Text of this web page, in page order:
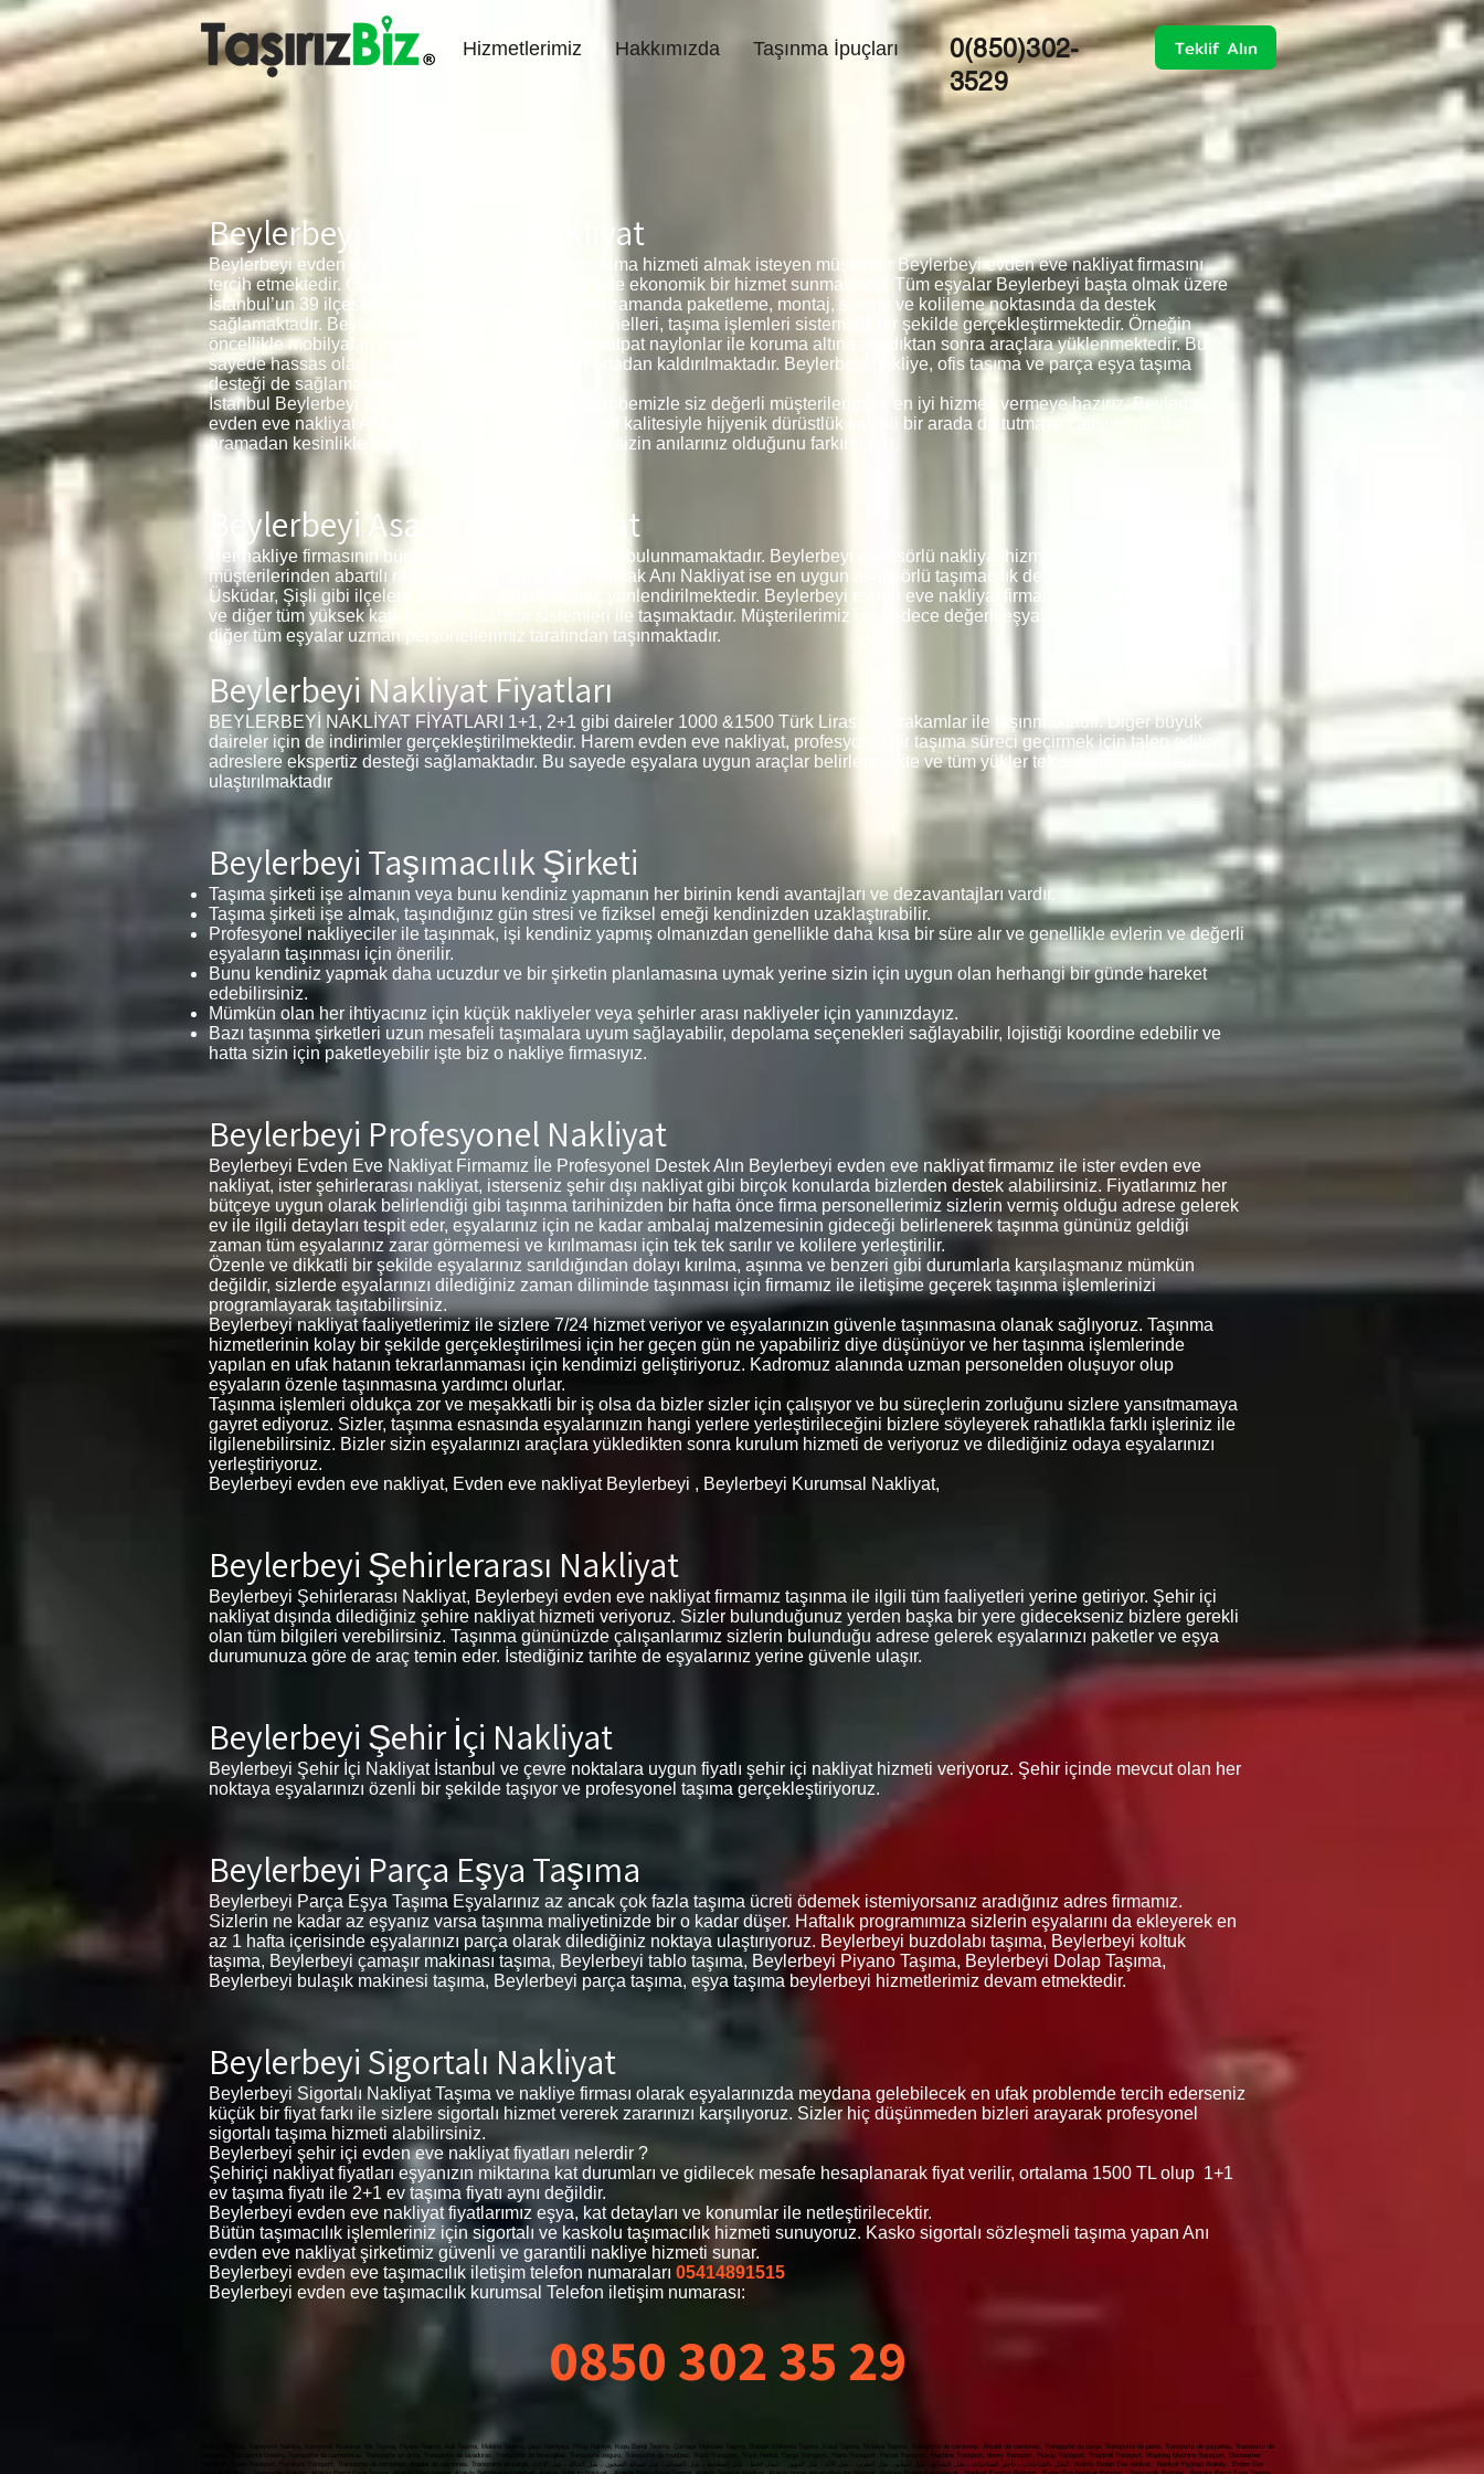
Hizmetlerimiz Hakkımızda Taşınma İpuçları
0(850)302-
3529
Teklif Alın
Beylerbeyi Evden Eve Nakliyat
Beylerbeyi evden eve nakliyat ve Beylerbeyi depolama hizmeti almak isteyen müşteriler Beylerbeyi evden eve nakliyat firmasını
tercih etmektedir. Çünkü firmamız hem kaliteli hem de ekonomik bir hizmet sunmaktadır. Tüm eşyalar Beylerbeyi başta olmak üzere
İstanbul’un 39 ilçesine götürülmektedir. Firma, aynı zamanda paketleme, montaj, sökme ve kolileme noktasında da destek
sağlamaktadır. Beylerbeyi evden eve nakliyat personelleri, taşıma işlemleri sistematik bir şekilde gerçekleştirmektedir. Örneğin
öncellikle mobilyalar, bazalar veya beyaz eşyalar patpat naylonlar ile koruma altına alındıktan sonra araçlara yüklenmektedir. Bu
sayede hassas olan malzemelerin ezilme riskleri ortadan kaldırılmaktadır. Beylerbeyi nakliye, ofis taşıma ve parça eşya taşıma
desteği de sağlamaktadır.
İstanbul Beylerbeyi Evden Eve Nakliyat 5 Yıllık tecrübemizle siz değerli müşterilerimize en iyi hizmeti vermeye hazırız. Beylerbeyi
evden eve nakliyat ANI NAKLİYAT olarak birinci sınıf kalitesiyle hijyenik dürüstlük kaliteli bir arada da tutmaya çalışıyoruz. Bizi
aramadan kesinlikle taşınmayınız çünkü eşyalarınız sizin anılarınız olduğunu farkındayız.
Beylerbeyi Asansörlü Nakliyat
Her nakliye firmasının bünyesinde asansör sistemleri bulunmamaktadır. Beylerbeyi asansörlü nakliyat hizmeti veren firmalarda
müşterilerinden abartılı rakamlar talep etmektedir. Ancak Anı Nakliyat ise en uygun asansörlü taşımacılık desteğini sağlamaktadır.
Üsküdar, Şişli gibi ilçelere aynı gün içerisinde araç yönlendirilmektedir. Beylerbeyi evden eve nakliyat firmamız rezidansları, siteleri
ve diğer tüm yüksek katlı binaları asansör sistemleri ile taşımaktadır. Müşterilerimiz ise sadece değerli eşyalarını yanına almakta ve
diğer tüm eşyalar uzman personellerimiz tarafından taşınmaktadır.
Beylerbeyi Nakliyat Fiyatları
BEYLERBEYİ NAKLİYAT FİYATLARI 1+1, 2+1 gibi daireler 1000 &1500 Türk Lirası gibi rakamlar ile taşınmaktadır. Diğer büyük
daireler için de indirimler gerçekleştirilmektedir. Harem evden eve nakliyat, profesyonel bir taşıma süreci geçirmek için talep edilen
adreslere ekspertiz desteği sağlamaktadır. Bu sayede eşyalara uygun araçlar belirlenmekte ve tüm yükler tek seferde adreslere
ulaştırılmaktadır
Beylerbeyi Taşımacılık Şirketi
Taşıma şirketi işe almanın veya bunu kendiniz yapmanın her birinin kendi avantajları ve dezavantajları vardır.
Taşıma şirketi işe almak, taşındığınız gün stresi ve fiziksel emeği kendinizden uzaklaştırabilir.
Profesyonel nakliyeciler ile taşınmak, işi kendiniz yapmış olmanızdan genellikle daha kısa bir süre alır ve genellikle evlerin ve değerli
eşyaların taşınması için önerilir.
Bunu kendiniz yapmak daha ucuzdur ve bir şirketin planlamasına uymak yerine sizin için uygun olan herhangi bir günde hareket
edebilirsiniz.
Mümkün olan her ihtiyacınız için küçük nakliyeler veya şehirler arası nakliyeler için yanınızdayız.
Bazı taşınma şirketleri uzun mesafeli taşımalara uyum sağlayabilir, depolama seçenekleri sağlayabilir, lojistiği koordine edebilir ve
hatta sizin için paketleyebilir işte biz o nakliye firmasıyız.
Beylerbeyi Profesyonel Nakliyat
Beylerbeyi Evden Eve Nakliyat Firmamız İle Profesyonel Destek Alın Beylerbeyi evden eve nakliyat firmamız ile ister evden eve
nakliyat, ister şehirlerarası nakliyat, isterseniz şehir dışı nakliyat gibi birçok konularda bizlerden destek alabilirsiniz. Fiyatlarımız her
bütçeye uygun olarak belirlendiği gibi taşınma tarihinizden bir hafta önce firma personellerimiz sizlerin vermiş olduğu adrese gelerek
ev ile ilgili detayları tespit eder, eşyalarınız için ne kadar ambalaj malzemesinin gideceği belirlenerek taşınma gününüz geldiği
zaman tüm eşyalarınız zarar görmemesi ve kırılmaması için tek tek sarılır ve kolilere yerleştirilir.
Özenle ve dikkatli bir şekilde eşyalarınız sarıldığından dolayı kırılma, aşınma ve benzeri gibi durumlarla karşılaşmanız mümkün
değildir, sizlerde eşyalarınızı dilediğiniz zaman diliminde taşınması için firmamız ile iletişime geçerek taşınma işlemlerinizi
programlayarak taşıtabilirsiniz.
Beylerbeyi nakliyat faaliyetlerimiz ile sizlere 7/24 hizmet veriyor ve eşyalarınızın güvenle taşınmasına olanak sağlıyoruz. Taşınma
hizmetlerinin kolay bir şekilde gerçekleştirilmesi için her geçen gün ne yapabiliriz diye düşünüyor ve her taşınma işlemlerinde
yapılan en ufak hatanın tekrarlanmaması için kendimizi geliştiriyoruz. Kadromuz alanında uzman personelden oluşuyor olup
eşyaların özenle taşınmasına yardımcı olurlar.
Taşınma işlemleri oldukça zor ve meşakkatli bir iş olsa da bizler sizler için çalışıyor ve bu süreçlerin zorluğunu sizlere yansıtmamaya
gayret ediyoruz. Sizler, taşınma esnasında eşyalarınızın hangi yerlere yerleştirileceğini bizlere söyleyerek rahatlıkla farklı işleriniz ile
ilgilenebilirsiniz. Bizler sizin eşyalarınızı araçlara yükledikten sonra kurulum hizmeti de veriyoruz ve dilediğiniz odaya eşyalarınızı
yerleştiriyoruz.
Beylerbeyi evden eve nakliyat, Evden eve nakliyat Beylerbeyi , Beylerbeyi Kurumsal Nakliyat,
Beylerbeyi Şehirlerarası Nakliyat
Beylerbeyi Şehirlerarası Nakliyat, Beylerbeyi evden eve nakliyat firmamız taşınma ile ilgili tüm faaliyetleri yerine getiriyor. Şehir içi
nakliyat dışında dilediğiniz şehire nakliyat hizmeti veriyoruz. Sizler bulunduğunuz yerden başka bir yere gidecekseniz bizlere gerekli
olan tüm bilgileri verebilirsiniz. Taşınma gününüzde çalışanlarımız sizlerin bulunduğu adrese gelerek eşyalarınızı paketler ve eşya
durumunuza göre de araç temin eder. İstediğiniz tarihte de eşyalarınız yerine güvenle ulaşır.
Beylerbeyi Şehir İçi Nakliyat
Beylerbeyi Şehir İçi Nakliyat İstanbul ve çevre noktalara uygun fiyatlı şehir içi nakliyat hizmeti veriyoruz. Şehir içinde mevcut olan her
noktaya eşyalarınızı özenli bir şekilde taşıyor ve profesyonel taşıma gerçekleştiriyoruz.
Beylerbeyi Parça Eşya Taşıma
Beylerbeyi Parça Eşya Taşıma Eşyalarınız az ancak çok fazla taşıma ücreti ödemek istemiyorsanız aradığınız adres firmamız.
Sizlerin ne kadar az eşyanız varsa taşınma maliyetinizde bir o kadar düşer. Haftalık programımıza sizlerin eşyalarını da ekleyerek en
az 1 hafta içerisinde eşyalarınızı parça olarak dilediğiniz noktaya ulaştırıyoruz. Beylerbeyi buzdolabı taşıma, Beylerbeyi koltuk
taşıma, Beylerbeyi çamaşır makinası taşıma, Beylerbeyi tablo taşıma, Beylerbeyi Piyano Taşıma, Beylerbeyi Dolap Taşıma,
Beylerbeyi bulaşık makinesi taşıma, Beylerbeyi parça taşıma, eşya taşıma beylerbeyi hizmetlerimiz devam etmektedir.
Beylerbeyi Sigortalı Nakliyat
Beylerbeyi Sigortalı Nakliyat Taşıma ve nakliye firması olarak eşyalarınızda meydana gelebilecek en ufak problemde tercih ederseniz
küçük bir fiyat farkı ile sizlere sigortalı hizmet vererek zararınızı karşılıyoruz. Sizler hiç düşünmeden bizleri arayarak profesyonel
sigortalı taşıma hizmeti alabilirsiniz.
Beylerbeyi şehir içi evden eve nakliyat fiyatları nelerdir ?
Şehiriçi nakliyat fiyatları eşyanızın miktarına kat durumları ve gidilecek mesafe hesaplanarak fiyat verilir, ortalama 1500 TL olup 1+1
ev taşıma fiyatı ile 2+1 ev taşıma fiyatı aynı değildir.
Beylerbeyi evden eve nakliyat fiyatlarımız eşya, kat detayları ve konumlar ile netleştirilecektir.
Bütün taşımacılık işlemleriniz için sigortalı ve kaskolu taşımacılık hizmeti sunuyoruz. Kasko sigortalı sözleşmeli taşıma yapan Anı
evden eve nakliyat şirketimiz güvenli ve garantili nakliye hizmeti sunar.
Beylerbeyi evden eve taşımacılık iletişim telefon numaraları 05414891515
Beylerbeyi evden eve taşımacılık kurumsal Telefon iletişim numarası:
0850 302 35 29
Ataköy Nakliyat, Kamyonet Nakliye, Kamyonet Kiralama, Yük Taşıma, Piyano Taşıma, Koli Taşıma, Makina Taşıma, çeyiz Nakliyesi, Pikap Nakliye, Koşu Bandı Taşıma, Çamaşır Makinesi Taşıma, Bulaşık Makinesi Taşıma ,Kasa Taşıma, Mobilya Taşıma, Transporte de camiones, Alquiler de camiones, Transporte de carga, Transporte de piano, Transporte de paquetes, Transporte de
máquinas, Transporte Dowery, Transporte de camionetas, Transporte en cinta, Transporte de lavadoras, Transporte de lavavajillas, Transporte seguro, Transporte de muebles, Truck Transport, Truck Rental, Cargo Transport, Piano Transport, Parcel Transport, Machine Transport, dowry Transport, Pickup Transport, Treadmill Transport, Washing Machine Transport, Dishwasher
Transport, Case Transport, Furniture Transport, Transporte de camiones, Alquiler de camiones, Transporte de carga, النقل بالشاحنات ، تأجير الشاحنات ، نقل البضائع ، نقل البيانو ، نقل الطرود ، نقل الآلة ، نقل المهور ، النقل لاقط ، نقل المطحنة ، نقل الغسالة ، نقل غسالة الصحون ، نقل الحالة ، نقل الأثاث, Ataköy Evden Eve nakliyat, Nakliyat Fiyatları Ataköy , Evden Eve
Nakliyat Ataköy , Taşımacılık Ataköy , Ataköy Parça Eşya Taşıma, Ataköy Eşya taşıma, Ataköy Şehirlerarası nakliyat, Ataköy Şehir içi Nakliyat, Ataköy Parça Eşya Taşıma, Ataköy Sigortalı Nakliyat, Ataköy home deliveryBağcılar Nakliyat, Bağcılar Evden Eve nakliyat, Nakliyat Fiyatları Bağcılar , Evden Eve Nakliyat Bağcılar , Taşımacılık Bağcılar , Bağcılar Parça Eşya Taşıma,